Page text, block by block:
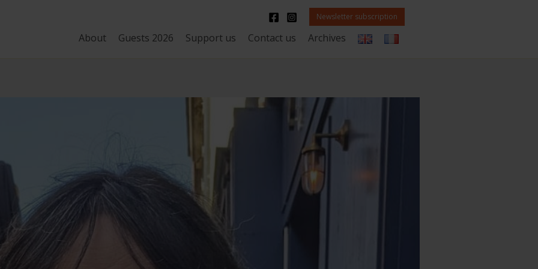
Newsletter subscription
About Guests 2026 Support us Contact us Archives